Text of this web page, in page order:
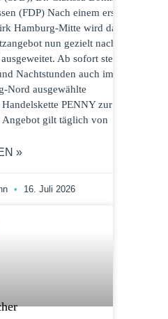
(FDP) Nach einem ersten
Hamburg-Mitte wird das
nun gezielt nach
Ab sofort stehen
Nachtstunden auch im
Nord ausgewählte
PENNY zur
Angebot gilt täglich von
»
16. Juli 2026